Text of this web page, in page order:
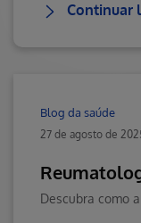
Continuar
Blog da saúde
27 de agosto de